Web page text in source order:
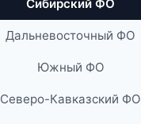
Сибирский ФО
Дальневосточный ФО
Южный ФО
Северо-Кавказский ФО